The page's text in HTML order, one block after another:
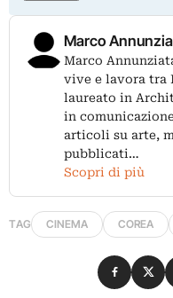
Marco
Marco
vive e lavora tra
laureato in
in
articoli su arte,
pubblicati…
Scopri di più
TAG CINEMA COREA
Condividi